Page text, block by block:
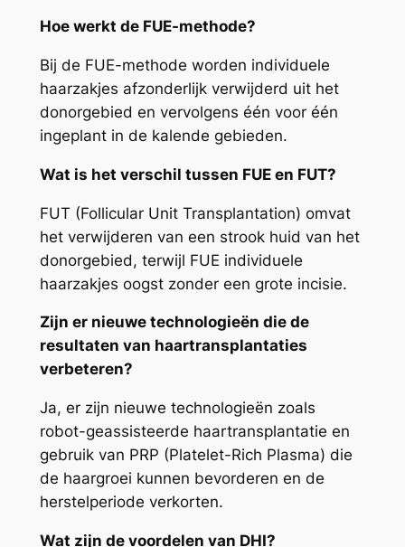
Hoe werkt de FUE-methode?
Bij de FUE-methode worden individuele
haarzakjes afzonderlijk verwijderd uit het
donorgebied en vervolgens één voor één
ingeplant in de kalende gebieden.
Wat is het verschil tussen FUE en FUT?
FUT (Follicular Unit Transplantation) omvat
het verwijderen van een strook huid van het
donorgebied, terwijl FUE individuele
haarzakjes oogst zonder een grote incisie.
Zijn er nieuwe technologieën die de
resultaten van haartransplantaties
verbeteren?
Ja, er zijn nieuwe technologieën zoals
robot-geassisteerde haartransplantatie en
gebruik van PRP (Platelet-Rich Plasma) die
de haargroei kunnen bevorderen en de
herstelperiode verkorten.
Wat zijn de voordelen van DHI?